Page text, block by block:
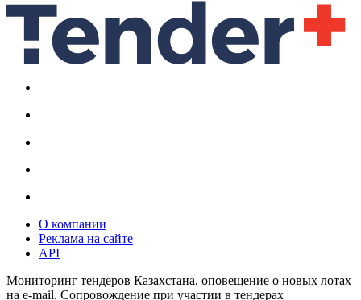
О компании
Реклама на сайте
API
Мониторинг тендеров Казахстана, оповещение о новых лотах
на e-mail. Сопровождение при участии в тендерах